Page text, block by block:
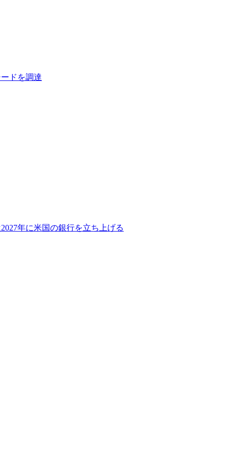
ドを調達
年に米国の銀行を立ち上げる